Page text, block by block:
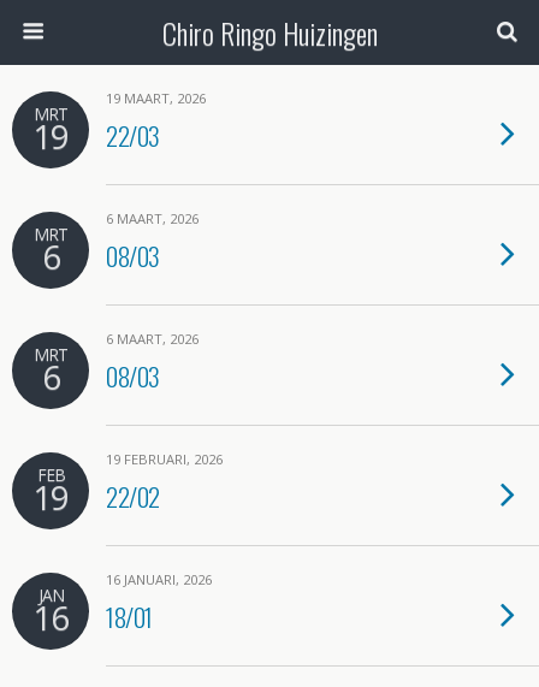
Chiro Ringo Huizingen
MRT
19
19 MAART, 2026
22/03
MRT
6
6 MAART, 2026
08/03
MRT
6
6 MAART, 2026
08/03
FEB
19
19 FEBRUARI, 2026
22/02
JAN
16
16 JANUARI, 2026
18/01